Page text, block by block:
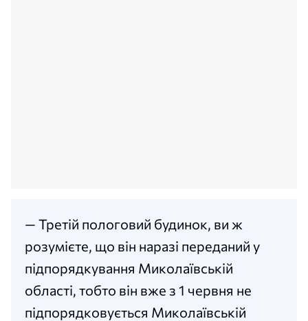
— Третій пологовий будинок, ви ж
розумієте, що він наразі переданий у
підпорядкування Миколаївській
області, тобто він вже з 1 червня не
підпорядковується Миколаївській